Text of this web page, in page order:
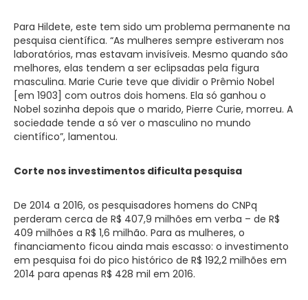
Para Hildete, este tem sido um problema permanente na
pesquisa científica. “As mulheres sempre estiveram nos
laboratórios, mas estavam invisíveis. Mesmo quando são
melhores, elas tendem a ser eclipsadas pela figura
masculina. Marie Curie teve que dividir o Prêmio Nobel
[em 1903] com outros dois homens. Ela só ganhou o
Nobel sozinha depois que o marido, Pierre Curie, morreu. A
sociedade tende a só ver o masculino no mundo
científico”, lamentou.
Corte nos investimentos dificulta pesquisa
De 2014 a 2016, os pesquisadores homens do CNPq
perderam cerca de R$ 407,9 milhões em verba – de R$
409 milhões a R$ 1,6 milhão. Para as mulheres, o
financiamento ficou ainda mais escasso: o investimento
em pesquisa foi do pico histórico de R$ 192,2 milhões em
2014 para apenas R$ 428 mil em 2016.